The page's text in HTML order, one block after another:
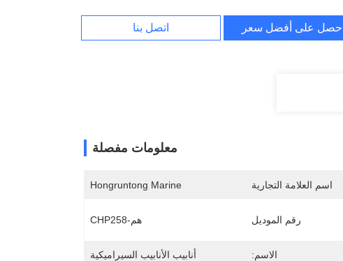
احصل على أفضل سعر اتصل بنا
معلومات مفصلة
اسم العلامة التجارية Hongruntong Marine
رقم الموديل هم-CHP258
الاسم: أنابيب الأنابيب السيراميكية